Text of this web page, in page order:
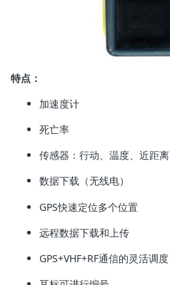
特点：
加速度计
死亡率
传感器：行动、温度、近距离
数据下载（无线电）
GPS快速定位多个位置
远程数据下载和上传
GPS+VHF+RF通信的灵活调度